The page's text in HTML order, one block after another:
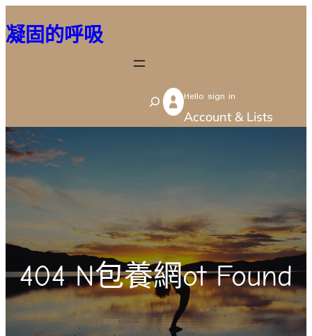
至
容
凝固的呼吸
S
e
Hello sign in
Account & Lists
404 N包養網ot Found